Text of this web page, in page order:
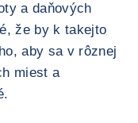
a daňových
že by k takejto
aby sa v rôznej
miest a